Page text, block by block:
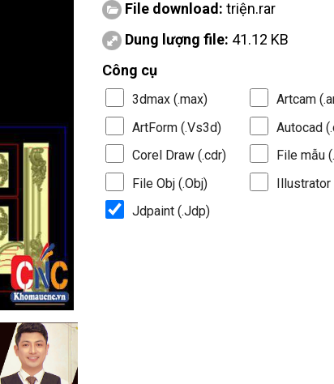
File download: triện.rar
Dung lượng file: 41.12 KB
Công cụ
3dmax (.max)
Artcam
ArtForm (.Vs3d)
Autocad
Corel Draw (.cdr)
File mẫu
File Obj (.Obj)
Illustrator
Jdpaint (.Jdp)